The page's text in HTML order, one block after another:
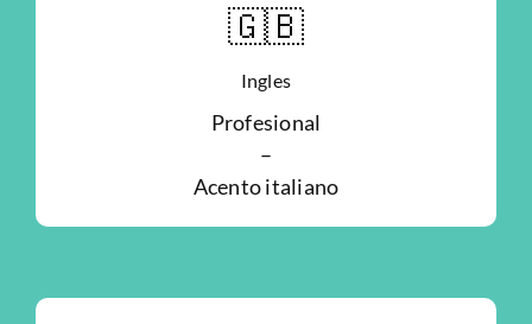
🇬🇧
Ingles
Profesional
–
Acento italiano